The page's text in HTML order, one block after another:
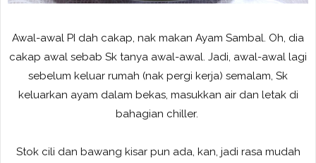
Awal-awal PI dah cakap, nak makan Ayam Sambal. Oh, dia
cakap awal sebab Sk tanya awal-awal. Jadi, awal-awal lagi
sebelum keluar rumah (nak pergi kerja) semalam, Sk
keluarkan ayam dalam bekas, masukkan air dan letak di
bahagian chiller.
Stok cili dan bawang kisar pun ada, kan, jadi rasa mudah